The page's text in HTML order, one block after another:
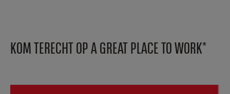
KOM TERECHT OP A GREAT PLACE TO WORK®